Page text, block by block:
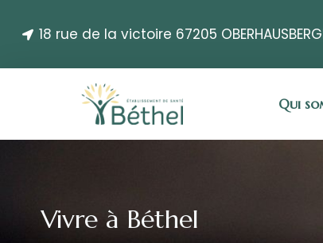
18 rue de la victoire 67205
Qui
Vivre à Béthel